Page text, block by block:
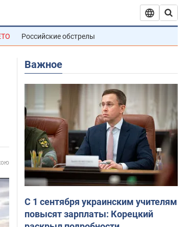
Российские обстрелы
Важное
С 1 сентября украинским учителям
повысят зарплаты: Корецкий